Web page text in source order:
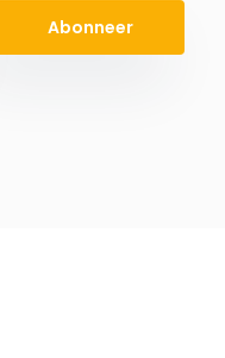
Abonneer